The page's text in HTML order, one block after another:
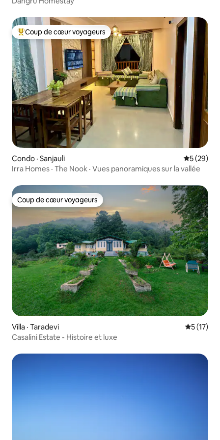
Coup de cœur voyageurs parmi les plus aimés
Coup de cœur voyageurs
Condo · Sanjauli Note
5 (29)
Irra Homes · The Nook · Vues panoramiques sur la vallée
Coup de cœur voyageurs
Coup de cœur voyageurs
Villa · Taradevi Note
5 (17)
Casalini Estate - Histoire et luxe